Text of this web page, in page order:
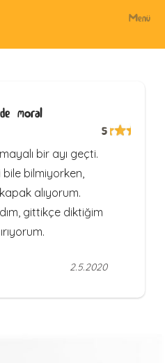
Menü
moral
5
bir ayı geçti.
bilmiyorken,
alıyorum.
gittikçe diktiğim
2.5.2020